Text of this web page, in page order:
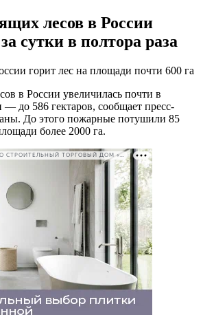
лесов в России
сутки в полтора раза
горит лес на площади почти 600 га
в России увеличилась почти в
— до 586 гектаров, сообщает пресс-
До этого пожарные потушили 85
более 2000 га.
РЕКЛАМА • ООО СТРОИТЕЛЬНЫЙ ТОРГОВЫЙ ДОМ «ПЕТРОВИЧ». ИНН: 7802348846